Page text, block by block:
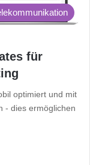
für
optimiert und mit
- dies ermöglichen